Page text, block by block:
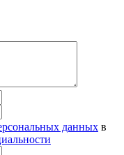
данных в